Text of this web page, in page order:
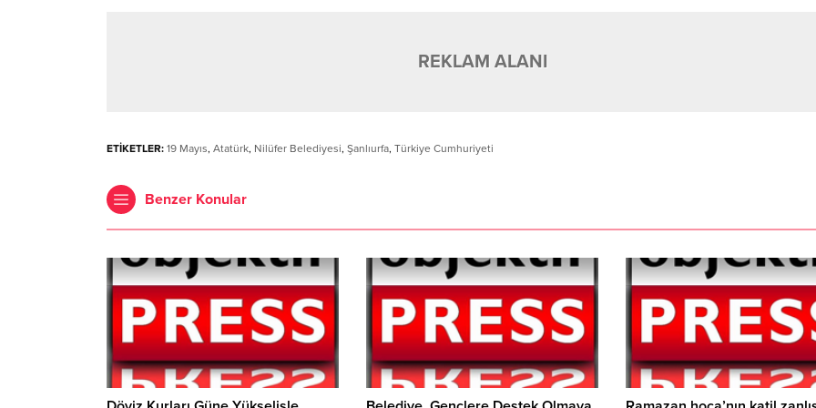
REKLAM ALANI
ETİKETLER: 19 Mayıs, Atatürk, Nilüfer Belediyesi, Şanlıurfa, Türkiye Cumhuriyeti
Benzer Konular